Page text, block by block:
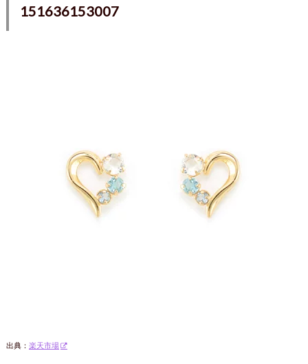
151636153007
出典： 楽天市場